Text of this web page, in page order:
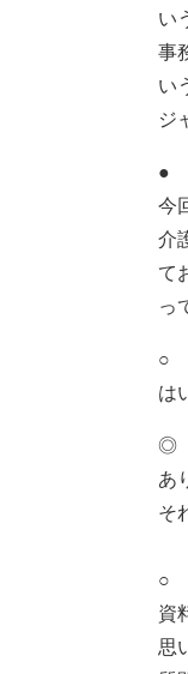
い
事
い
ジ
●
今
介
て
っ
○
は
◎
あ
そ
○
資
思